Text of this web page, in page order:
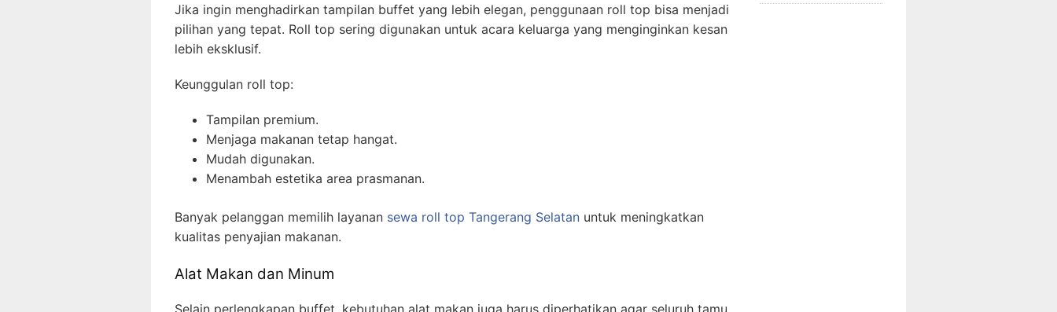
Jika ingin menghadirkan tampilan buffet yang lebih elegan, penggunaan roll top bisa menjadi
pilihan yang tepat. Roll top sering digunakan untuk acara keluarga yang menginginkan kesan
lebih eksklusif.
Keunggulan roll top:
Tampilan premium.
Menjaga makanan tetap hangat.
Mudah digunakan.
Menambah estetika area prasmanan.
Banyak pelanggan memilih layanan sewa roll top Tangerang Selatan untuk meningkatkan
kualitas penyajian makanan.
Alat Makan dan Minum